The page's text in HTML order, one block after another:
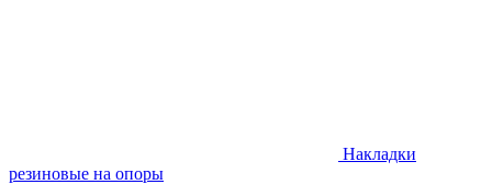
Накладки
резиновые на опоры